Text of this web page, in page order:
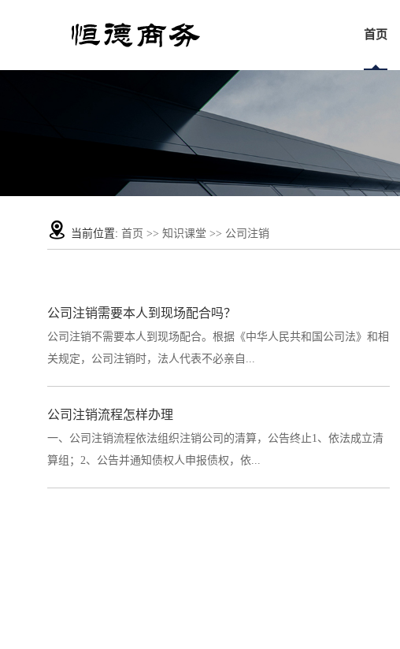
首页
当前位置: 首页 >> 知识课堂 >> 公司注销
公司注销需要本人到现场配合吗？
公司注销不需要本人到现场配合。‌根据《中华人民共和国公司法》和相
关规定，公司注销时，法人代表不必亲自...
公司注销流程怎样办理
一、公司注销流程依法组织注销公司的清算，公告终止1、依法成立清
算组；2、公告并通知债权人申报债权，依...